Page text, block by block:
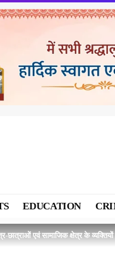
EDUCATION
एवं सामाजिक क्षेत्र के व्यक्तियों